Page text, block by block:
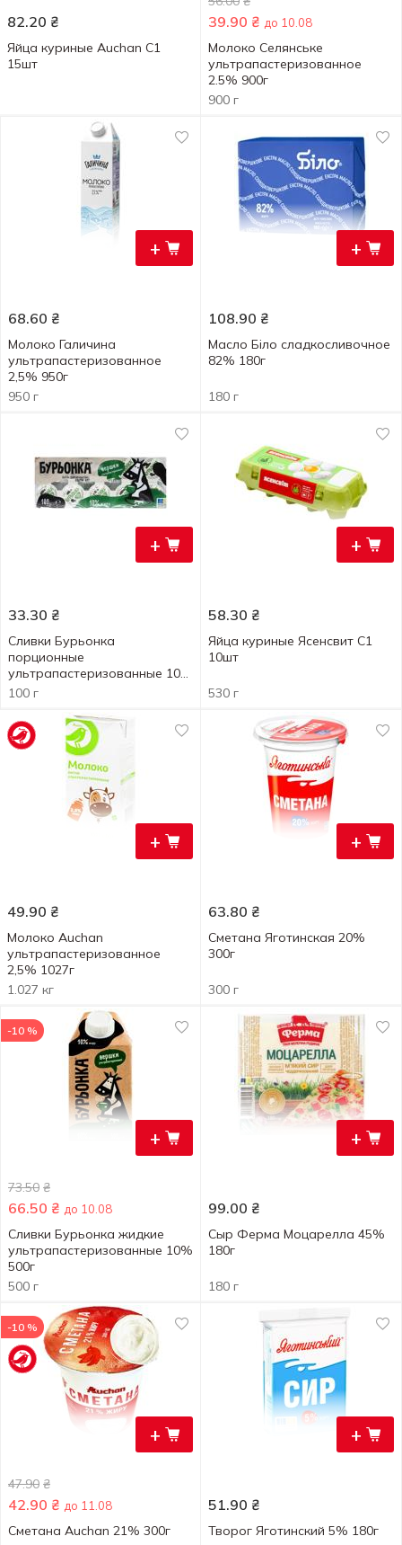
82.20 ₴
Яйца куриные Auchan С1
15шт
39.90 ₴ до 10.08
Молоко Селянське
ультрапастеризованное
2.5% 900г
900 г
+
68.60 ₴
Молоко Галичина
ультрапастеризованное
2,5% 950г
950 г
+
108.90 ₴
Масло Біло сладкосливочное
82% 180г
180 г
+
33.30 ₴
Сливки Бурьонка
порционные
ультрапастеризованные 10%
10шт*10г
100 г
+
58.30 ₴
Яйца куриные Ясенсвит С1
10шт
530 г
+
49.90 ₴
Молоко Auchan
ультрапастеризованное
2,5% 1027г
1.027 кг
+
63.80 ₴
Сметана Яготинская 20%
300г
300 г
+
-10 %
73.50 ₴
66.50 ₴ до 10.08
Сливки Бурьонка жидкие
ультрапастеризованные 10%
500г
500 г
+
99.00 ₴
Сыр Ферма Моцарелла 45%
180г
180 г
+
-10 %
47.90 ₴
42.90 ₴ до 11.08
Сметана Auchan 21% 300г
+
51.90 ₴
Творог Яготинский 5% 180г